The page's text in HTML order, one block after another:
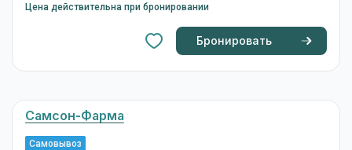
Цена действительна при бронировании
Бронировать
Самсон-Фарма
Самовывоз